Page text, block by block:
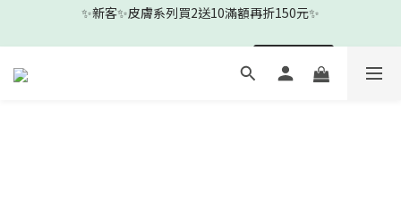
🎉新客下單即贈新客見面禮-沐浴清耳組🎉
2
0
12
0
3
1
8
6
19
7
6
🎉新客下單即贈新客見面禮-沐浴清耳組🎉